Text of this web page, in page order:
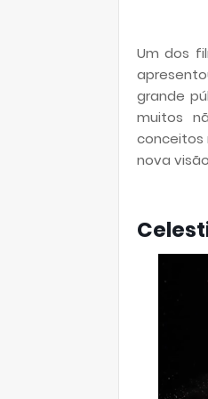
Um dos
grande
muitos
conceitos
nova